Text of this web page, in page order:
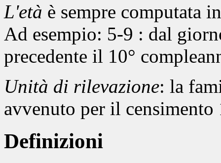
L'età è sempre computata
Ad esempio: 5-9 : dal
precedente il 10°
Unità di rilevazione: la
avvenuto per il censimento
Definizioni